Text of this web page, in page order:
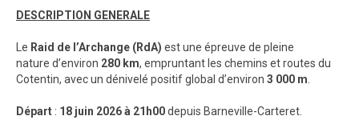
DESCRIPTION GENERALE
Le Raid de l’Archange (RdA) est une épreuve de pleine
nature d’environ 280 km, empruntant les chemins et routes du
Cotentin, avec un dénivelé positif global d’environ 3 000 m
Départ : 18 juin 2026 à 21h00depuis Barneville-Carteret.